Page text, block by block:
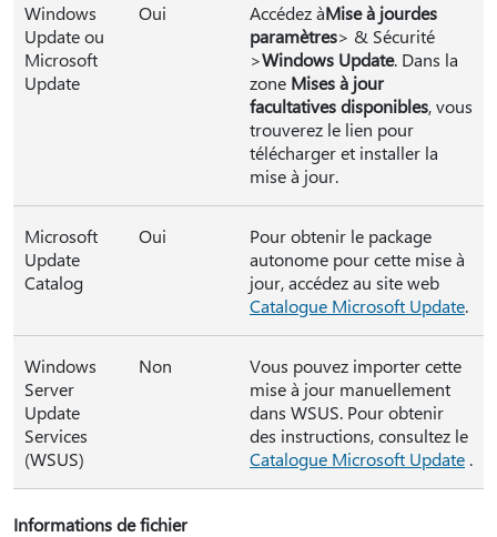
Windows
Update ou
Microsoft
Update
Oui Accédez àMise à jourdes
paramètres> & Sécurité
>Windows Update. Dans la
zone Mises à jour
facultatives disponibles, vous
trouverez le lien pour
télécharger et installer la
mise à jour.
Microsoft
Update
Catalog
Oui
Pour obtenir le package
autonome pour cette mise à
jour, accédez au site web
Catalogue Microsoft Update.
Windows
Server
Update
Services
(WSUS)
Non
Vous pouvez importer cette
mise à jour manuellement
dans WSUS. Pour obtenir
des instructions, consultez le
Catalogue Microsoft Update .
Informations de fichier